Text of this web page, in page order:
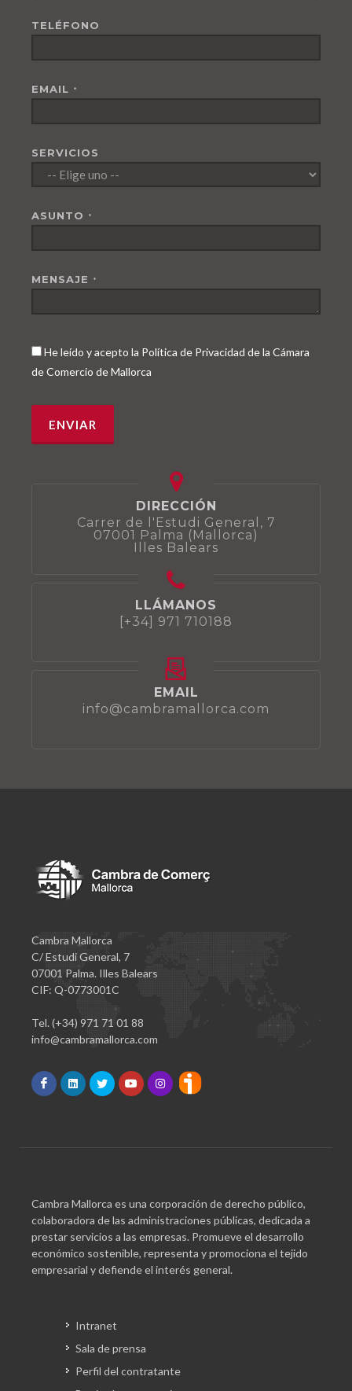
TELÉFONO
EMAIL *
SERVICIOS
ASUNTO *
MENSAJE *
He leído y acepto la Política de Privacidad de la Cámara
de Comercio de Mallorca
DIRECCIÓN
Carrer de l'Estudi General, 7
07001 Palma (Mallorca)
Illes Balears
LLÁMANOS
[+34] 971 710188
EMAIL
info@cambramallorca.com
Cambra Mallorca
C/ Estudi General, 7
07001 Palma. Illes Balears
CIF: Q-0773001C
Tel. (+34) 971 71 01 88
info@cambramallorca.com
Cambra Mallorca es una corporación de derecho público,
colaboradora de las administraciones públicas, dedicada a
prestar servicios a las empresas. Promueve el desarrollo
económico sostenible, representa y promociona el tejido
empresarial y defiende el interés general.
Intranet
Sala de prensa
Perfil del contratante